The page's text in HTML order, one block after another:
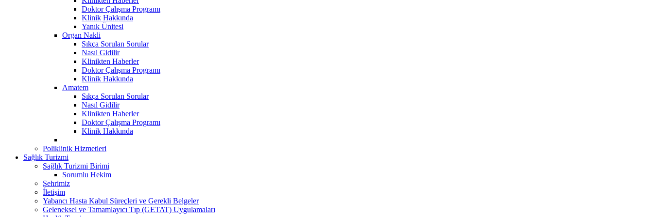
Doktor Çalışma Programı
Klinik Hakkında
Yanık Ünitesi
Organ Nakli
Sıkça Sorulan Sorular
Nasıl Gidilir
Klinikten Haberler
Doktor Çalışma Programı
Klinik Hakkında
Amatem
Sıkça Sorulan Sorular
Nasıl Gidilir
Klinikten Haberler
Doktor Çalışma Programı
Klinik Hakkında
Poliklinik Hizmetleri
Sağlık Turizmi
Sağlık Turizmi Birimi
Sorumlu Hekim
Şehrimiz
İletişim
Yabancı Hasta Kabul Süreçleri ve Gerekli Belgeler
Geleneksel ve Tamamlayıcı Tıp (GETAT) Uygulamaları